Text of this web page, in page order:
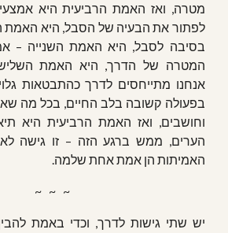
מטרה, ואז האמת הרביעית היא
לפתור את הבעיה של הסבל, היא האמת
בסיבה לסבל, היא האמת השנייה –
המטרה של הדרך, היא האמת
אנחנו מתייחסים לדרך כהתבטאות
בפעולה קשובה בלב החיים, בכל מה
וחושבים, ואז האמת הרביעית היא
הערים, ממש ברגע הזה – זו גישה
האמיתות הן אמת אחת שלמה.
~   ~   ~
יש שתי גישות לדרך, וכדי באמת